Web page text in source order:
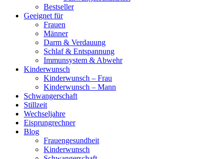
Bestseller
Geeignet für
Frauen
Männer
Darm & Verdauung
Schlaf & Entspannung
Immunsystem & Abwehr
Kinderwunsch
Kinderwunsch – Frau
Kinderwunsch – Mann
Schwangerschaft
Stillzeit
Wechseljahre
Eisprungrechner
Blog
Frauengesundheit
Kinderwunsch